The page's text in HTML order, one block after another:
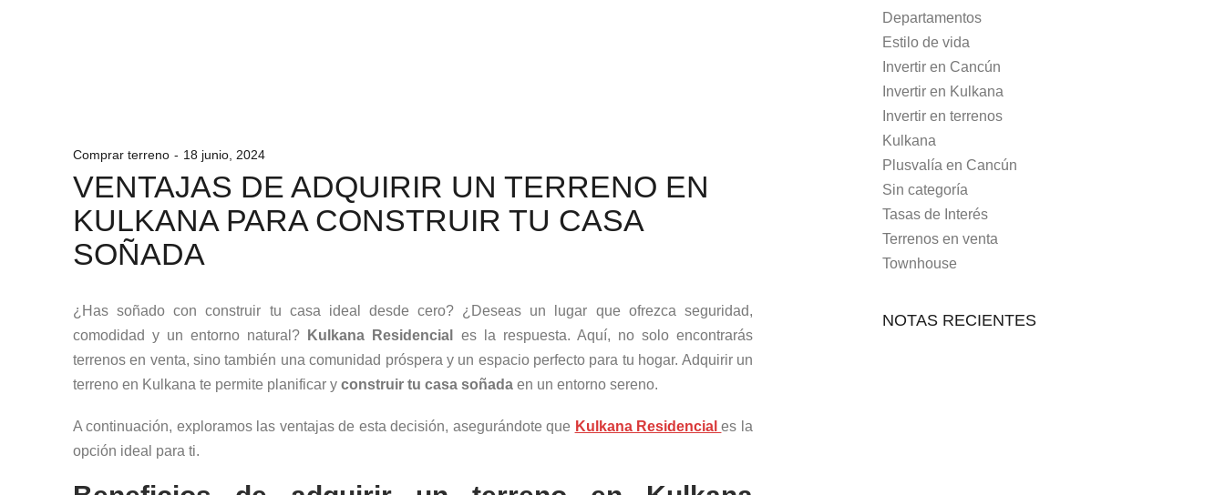
Comprar terreno 18 junio, 2024
VENTAJAS DE ADQUIRIR UN TERRENO EN
KULKANA PARA CONSTRUIR TU CASA
SOÑADA
¿Has soñado con construir tu casa ideal desde cero? ¿Deseas un lugar que ofrezca seguridad,
comodidad y un entorno natural?
Kulkana Residencial
es la respuesta. Aquí, no solo encontrarás
terrenos en venta, sino también una comunidad próspera y un espacio perfecto para tu hogar. Adquirir un
terreno en Kulkana te permite planificar y construir tu casa soñada en un entorno sereno.
A continuación, exploramos las ventajas de esta decisión, asegurándote que Kulkana Residenciales la
opción ideal para ti.
Departamentos
Estilo de vida
Invertir en Cancún
Invertir en Kulkana
Invertir en terrenos
Kulkana
Plusvalía en Cancún
Sin categoría
Tasas de Interés
Terrenos en venta
Townhouse
NOTAS RECIENTES